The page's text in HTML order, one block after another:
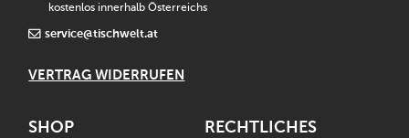
kostenlos innerhalb Österreichs
service@tischwelt.at
VERTRAG WIDERRUFEN
SHOP RECHTLICHES